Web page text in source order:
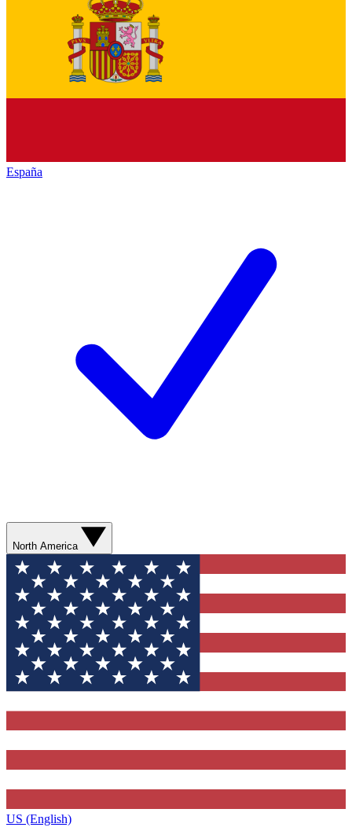
España
North America
US (English)